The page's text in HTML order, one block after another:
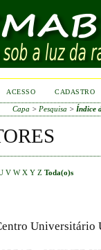
ACESSO CADASTRO
Capa > Pesquisa > Índice
V W X Y Z Toda(o)s
Universitário